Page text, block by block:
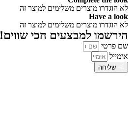
לא הוגדרו מוצרים משלימים למוצר זה
Have a look
לא הוגדרו מוצרים משלימים למוצר זה
הירשמו למבצעים הכי שווים!
שם פרטי
אימייל
שליחה